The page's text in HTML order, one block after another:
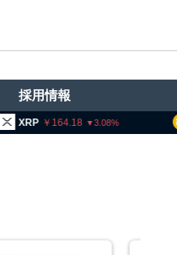
採用情報
3.08 BNB